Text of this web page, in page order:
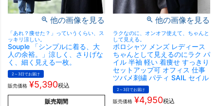
他の画像を見る
「あれ？痩せた？」っていうくらい、ス
ッキリ涼しい。
Souple 「シンプルに着る、大
人の余裕。」涼しく、さりげな
く、細く見える一枚。
2～3日でお届け
販売価格 ¥5,390税込
販売期間
他の画像を見る
ラクなのに、オンオフ使えて、ちゃんと
して見える。
ポロシャツ メンズ レディース
ちゃんとして見えるのにラク パ
イル 半袖 軽い 着痩せ すっきり
セットアップ可 オフィス 仕事
ツバメ刺繍 パティ SAIL セイル
2～3日でお届け
販売価格 ¥4,950税込